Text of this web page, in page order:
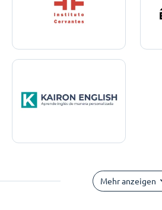
Mehr anzeigen